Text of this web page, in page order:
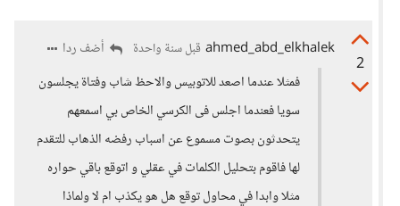
2
ahmed_abd_elkhalek قبل سنة واحدة
أضف ردا
فمثلا عندما اصعد للاتوبيس والاحظ شاب وفتاة يجلسون
سويا فعندما اجلس فى الكرسي الخاص بي اسمعهم
يتحدثون بصوت مسموع عن اسباب رفضه الذهاب للتقدم
لها فاقوم بتحليل الكلمات في عقلي و اتوقع باقي حواره
مثلا وابدا في محاول توقع هل هو يكذب ام لا ولماذا